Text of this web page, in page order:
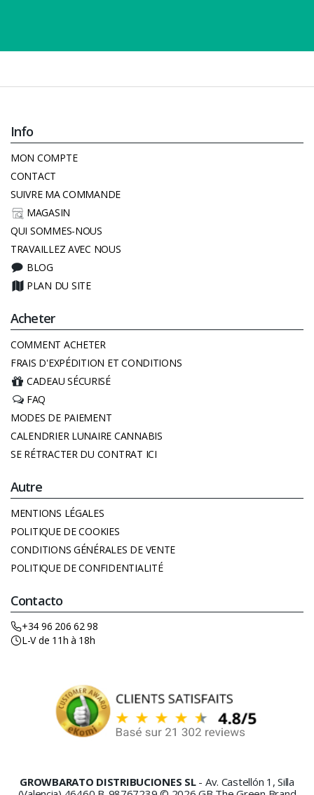
Info
MON COMPTE
CONTACT
SUIVRE MA COMMANDE
MAGASIN
QUI SOMMES-NOUS
TRAVAILLEZ AVEC NOUS
BLOG
PLAN DU SITE
Acheter
COMMENT ACHETER
FRAIS D'EXPÉDITION ET CONDITIONS
CADEAU SÉCURISÉ
FAQ
MODES DE PAIEMENT
CALENDRIER LUNAIRE CANNABIS
SE RÉTRACTER DU CONTRAT ICI
Autre
MENTIONS LÉGALES
POLITIQUE DE COOKIES
CONDITIONS GÉNÉRALES DE VENTE
POLITIQUE DE CONFIDENTIALITÉ
Contacto
+34 96 206 62 98
L-V de 11h à 18h
GROWBARATO DISTRIBUCIONES SL - Av. Castellón 1, Silla